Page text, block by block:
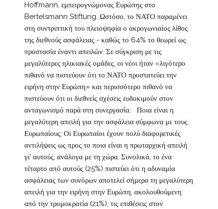
Hoffmann, εμπειρογνώμονας Ευρώπης στο
Bertelsmann Stiftung. Ωστόσο, το ΝΑΤΟ παραμένει
στη συντριπτική του πλειοψηφία ο ακρογωνιαίος λίθος
της διεθνούς ασφάλειας - καθώς το 64% το θεωρεί ως
προστασία έναντι απειλών. Σε σύγκριση με τις
μεγαλύτερες ηλικιακές ομάδες, οι νέοι ήταν «λιγότερο
πιθανό να πιστεύουν ότι το ΝΑΤΟ προστατεύει την
ειρήνη στην Ευρώπη» και περισσότερο πιθανό να
πιστεύουν ότι οι διεθνείς σχέσεις ευδοκιμούν στον
ανταγωνισμό παρά στη συνεργασία. Ποια είναι η
μεγαλύτερη απειλή για την ασφάλεια σύμφωνα με τους
Ευρωπαίους; Οι Ευρωπαίοι έχουν πολύ διαφορετικές
αντιλήψεις ως προς το ποια είναι η πρωταρχική απειλή
γι' αυτούς, ανάλογα με τη χώρα. Συνολικά, το ένα
τέταρτο από αυτούς (25%) πιστεύει ότι η αδυναμία
ασφάλειας των συνόρων αποτελεί σήμερα τη μεγαλύτερη
απειλή για την ειρήνη στην Ευρώπη, ακολουθούμενη
από την τρομοκρατία (21%), τις επιθέσεις στον